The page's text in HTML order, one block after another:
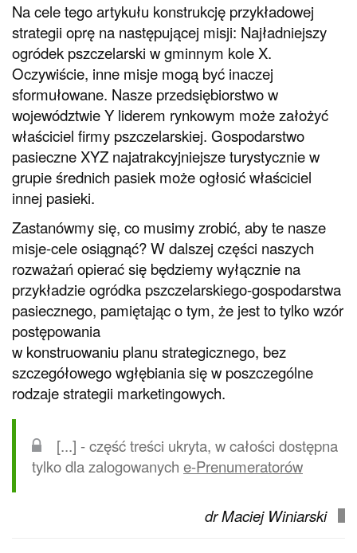
Na cele tego artykułu konstrukcję przykładowej
strategii oprę na następującej misji: Najładniejszy
ogródek pszczelarski w gminnym kole X.
Oczywiście, inne misje mogą być inaczej
sformułowane. Nasze przedsiębiorstwo w
województwie Y liderem rynkowym może założyć
właściciel firmy pszczelarskiej. Gospodarstwo
pasieczne XYZ najatrakcyjniejsze turystycznie w
grupie średnich pasiek może ogłosić właściciel
innej pasieki.
Zastanówmy się, co musimy zrobić, aby te nasze
misje-cele osiągnąć? W dalszej części naszych
rozważań opierać się będziemy wyłącznie na
przykładzie ogródka pszczelarskiego-gospodarstwa
pasiecznego, pamiętając o tym, że jest to tylko wzór
postępowania
w konstruowaniu planu strategicznego, bez
szczegółowego wgłębiania się w poszczególne
rodzaje strategii marketingowych.
[...] - część treści ukryta, w całości dostępna
tylko dla zalogowanych e-Prenumeratorów
dr Maciej Winiarski